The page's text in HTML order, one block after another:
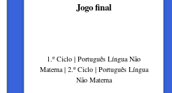
Jogo final
1.º Ciclo | Português Língua Não
Materna | 2.º Ciclo | Português Língua
Não Materna